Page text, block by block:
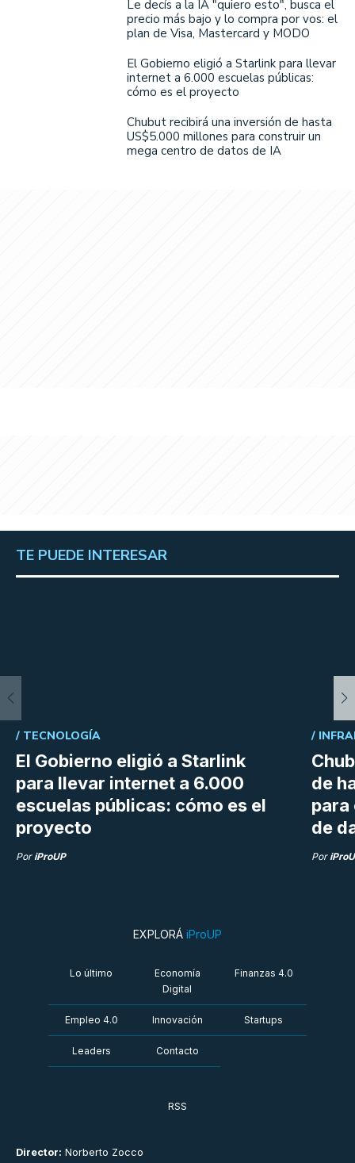
Le decís a la IA "quiero esto", busca el
precio más bajo y lo compra por vos: el
plan de Visa, Mastercard y MODO
El Gobierno eligió a Starlink para llevar
internet a 6.000 escuelas públicas:
cómo es el proyecto
Chubut recibirá una inversión de hasta
US$5.000 millones para construir un
mega centro de datos de IA
TE PUEDE INTERESAR
El Gobierno eligió a Starlink
para llevar internet a 6.000
escuelas públicas: cómo es el
proyecto
/ TECNOLOGÍA
Por iProUP
de
para
de
/
Por
Director: Norberto Zocco
EXPLORÁ iProUP
Lo último
Economía
Digital
Finanzas 4.0
Empleo 4.0 Innovación Startups
Leaders Contacto
RSS